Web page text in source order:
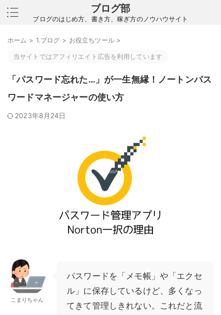
ブログ部
ブログのはじめ方、書き方、稼ぎ方のノウハウサイト
ホーム > 1.ブログ > お役立ちツール >
当サイトではアフィリエイト広告を利用しています
「パスワード忘れた…」が一生無縁！ノートンパス
ワードマネージャーの使い方
2023年8月24日
こまりちゃん
パスワードを「メモ帳」や「エクセ
ル」に保存しているけど、多くなっ
てきて管理しきれない。これだと流